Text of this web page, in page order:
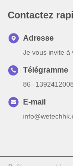
Contactez
Adresse
Je vous invite à
Télégramme
86--
E-mail